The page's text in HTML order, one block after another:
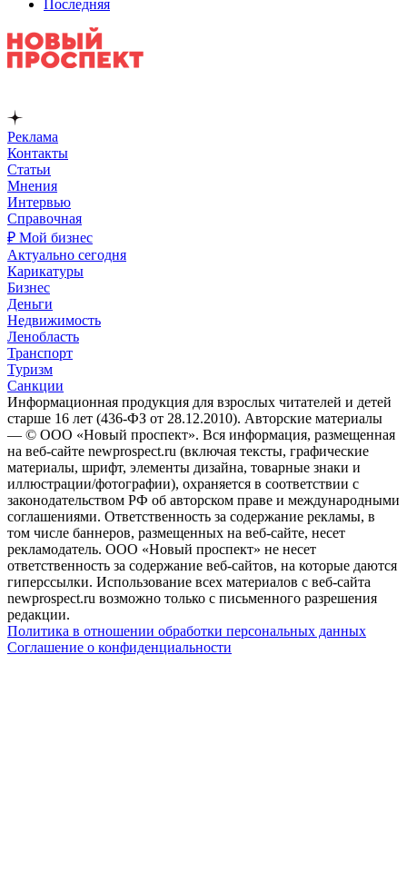
Последняя
Реклама
Контакты
Статьи
Мнения
Интервью
Справочная
₽ Мой бизнес
Актуально сегодня
Карикатуры
Бизнес
Деньги
Недвижимость
Ленобласть
Транспорт
Туризм
Санкции
Информационная продукция для взрослых читателей и детей
старше 16 лет (436-ФЗ от 28.12.2010). Авторские материалы
— © ООО «Новый проспект». Вся информация, размещенная
на веб-сайте newprospect.ru (включая тексты, графические
материалы, шрифт, элементы дизайна, товарные знаки и
иллюстрации/фотографии), охраняется в соответствии с
законодательством РФ об авторском праве и международными
соглашениями. Ответственность за содержание рекламы, в
том числе баннеров, размещенных на веб-сайте, несет
рекламодатель. ООО «Новый проспект» не несет
ответственность за содержание веб-сайтов, на которые даются
гиперссылки. Использование всех материалов с веб-сайта
newprospect.ru возможно только с письменного разрешения
редакции.
Политика в отношении обработки персональных данных
Соглашение о конфиденциальности